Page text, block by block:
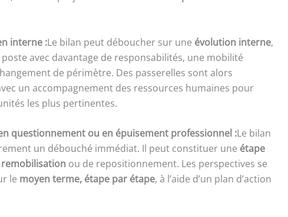
interne :Le bilan peut déboucher sur une évolution interne,
avec davantage de responsabilités, une mobilité
de périmètre. Des passerelles sont alors
un accompagnement des ressources humaines pour
les plus pertinentes.
questionnement ou en épuisement professionnel :Le bilan
un débouché immédiat. Il peut constituer une étape
ou de repositionnement. Les perspectives se
le moyen terme, étape par étape, à l’aide d’un plan d’action